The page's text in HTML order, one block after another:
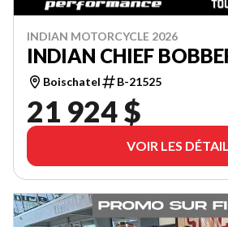
INDIAN MOTORCYCLE 2026
INDIAN CHIEF
Boischatel B-21525
21 924 $
VOIR LES